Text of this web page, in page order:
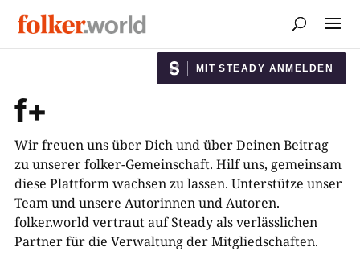
MIT STEADY ANMELDEN
f+
Wir freuen uns über Dich und über Deinen Beitrag
zu unserer folker-Gemeinschaft. Hilf uns, gemeinsam
diese Plattform wachsen zu lassen. Unterstütze unser
Team und unsere Autorinnen und Autoren.
folker.world vertraut auf Steady als verlässlichen
Partner für die Verwaltung der Mitgliedschaften.